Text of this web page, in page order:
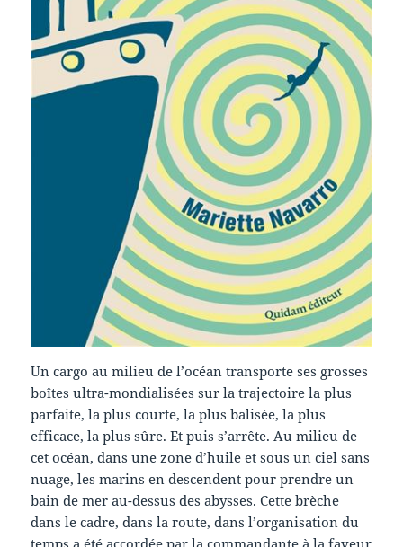
Un cargo au milieu de l’océan transporte ses grosses
boîtes ultra-mondialisées sur la trajectoire la plus
parfaite, la plus courte, la plus balisée, la plus
efficace, la plus sûre. Et puis s’arrête. Au milieu de
cet océan, dans une zone d’huile et sous un ciel sans
nuage, les marins en descendent pour prendre un
bain de mer au-dessus des abysses. Cette brèche
dans le cadre, dans la route, dans l’organisation du